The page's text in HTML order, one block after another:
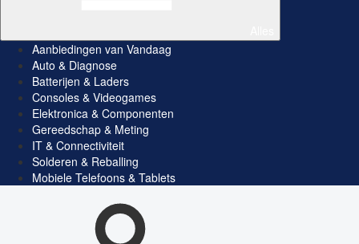
Aanbiedingen van Vandaag
Auto & Diagnose
Batterijen & Laders
Consoles & Videogames
Elektronica & Componenten
Gereedschap & Meting
IT & Connectiviteit
Solderen & Reballing
Mobiele Telefoons & Tablets